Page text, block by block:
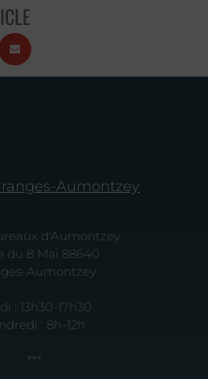
Aumontzey
d'Aumontzey
du 8 Mai 88640
Aumontzey
: 13h30-17h30
: 8h-12h
***